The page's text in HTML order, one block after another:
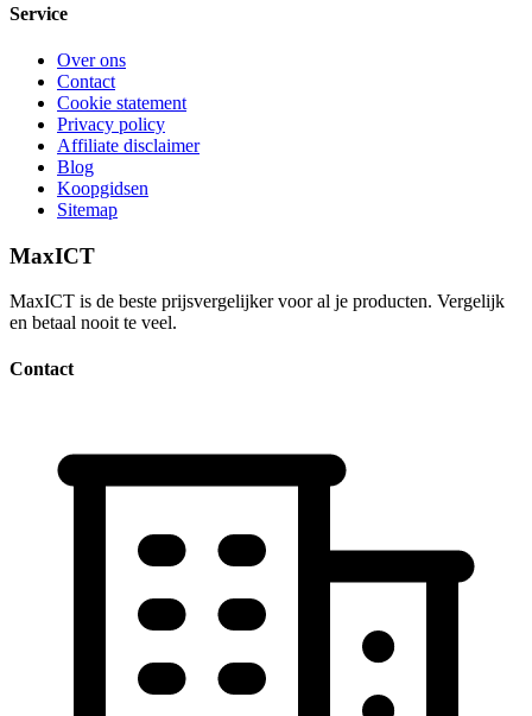
Service
Over ons
Contact
Cookie statement
Privacy policy
Affiliate disclaimer
Blog
Koopgidsen
Sitemap
MaxICT
MaxICT is de beste prijsvergelijker voor al je producten. Vergelijk
en betaal nooit te veel.
Contact